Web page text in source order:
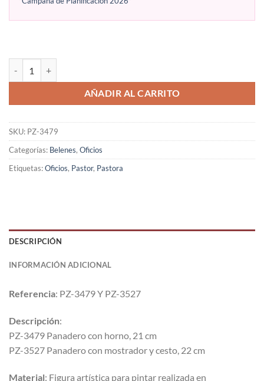
AÑADIR AL CARRITO
SKU: PZ-3479
Categorías: Belenes, Oficios
Etiquetas:Oficios, Pastor, Pastora
DESCRIPCIÓN
INFORMACIÓN ADICIONAL
Referencia: PZ-3479 Y PZ-3527
Descripción:
PZ-3479 Panadero con horno, 21 cm
PZ-3527 Panadero con mostrador y cesto, 22 cm
Material: Figura artística para pintar realizada en